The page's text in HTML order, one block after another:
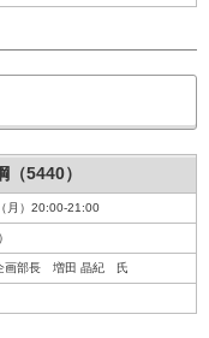
（5440）
月）20:00-21:00
画部長 増田 晶紀 氏